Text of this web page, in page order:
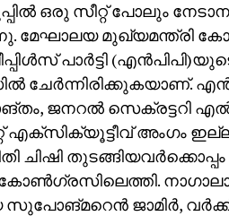
ഒരു സീറ്റ് പോലും
മേഘാലയ മുഖ്യമന്ത്രി
പാര്‍ട്ടി
ചേര്‍ന്നിരിക്കുകയാണ്.
ജനറല്‍ സെക്രട്ടറി
എക്സിക്യൂട്ടീവ് അംഗം
ചിഷി
ജാമിര്‍,